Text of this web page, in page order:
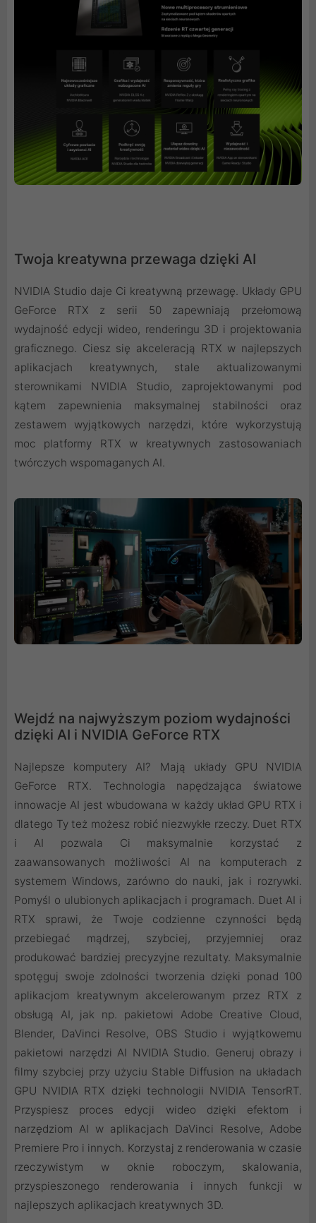
Twoja kreatywna przewaga dzięki AI
NVIDIA Studio daje Ci kreatywną przewagę. Układy GPU
GeForce RTX z serii 50 zapewniają przełomową
wydajność edycji wideo, renderingu 3D i projektowania
graficznego. Ciesz się akceleracją RTX w najlepszych
aplikacjach kreatywnych, stale aktualizowanymi
sterownikami NVIDIA Studio, zaprojektowanymi pod
kątem zapewnienia maksymalnej stabilności oraz
zestawem wyjątkowych narzędzi, które wykorzystują
moc platformy RTX w kreatywnych zastosowaniach
twórczych wspomaganych AI.
Wejdź na najwyższym poziom wydajności
dzięki AI i NVIDIA GeForce RTX
Najlepsze komputery AI? Mają układy GPU NVIDIA
GeForce RTX. Technologia napędzająca światowe
innowacje AI jest wbudowana w każdy układ GPU RTX i
dlatego Ty też możesz robić niezwykłe rzeczy. Duet RTX
i AI pozwala Ci maksymalnie korzystać z
zaawansowanych możliwości AI na komputerach z
systemem Windows, zarówno do nauki, jak i rozrywki.
Pomyśl o ulubionych aplikacjach i programach. Duet AI i
RTX sprawi, że Twoje codzienne czynności będą
przebiegać mądrzej, szybciej, przyjemniej oraz
produkować bardziej precyzyjne rezultaty. Maksymalnie
spotęguj swoje zdolności tworzenia dzięki ponad 100
aplikacjom kreatywnym akcelerowanym przez RTX z
obsługą AI, jak np. pakietowi Adobe Creative Cloud,
Blender, DaVinci Resolve, OBS Studio i wyjątkowemu
pakietowi narzędzi AI NVIDIA Studio. Generuj obrazy i
filmy szybciej przy użyciu Stable Diffusion na układach
GPU NVIDIA RTX dzięki technologii NVIDIA TensorRT.
Przyspiesz proces edycji wideo dzięki efektom i
narzędziom AI w aplikacjach DaVinci Resolve, Adobe
Premiere Pro i innych. Korzystaj z renderowania w czasie
rzeczywistym w oknie roboczym, skalowania,
przyspieszonego renderowania i innych funkcji w
najlepszych aplikacjach kreatywnych 3D.